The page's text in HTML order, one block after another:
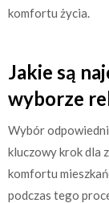
komfortu życia.
Jakie są
wyborze
Wybór
kluczowy krok dla
komfortu
podczas tego